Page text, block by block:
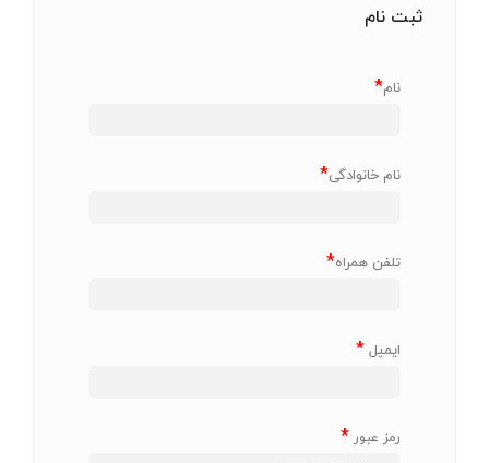
ثبت نام
نام*
نام خانوادگی*
تلفن همراه*
ایمیل*
رمز عبور *